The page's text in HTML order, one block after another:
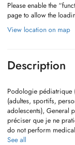
Please enable the
page to allow the
View location on map
Description
Podologie pédiatrique
(adultes, sportifs,
adolescents), General
préciser que je ne
do not perform
See all